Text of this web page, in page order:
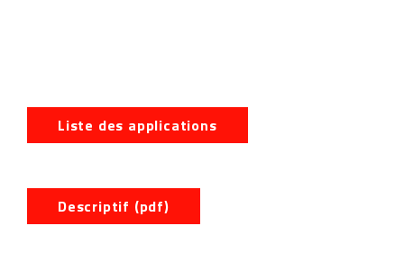
Liste des applications
Descriptif (pdf)